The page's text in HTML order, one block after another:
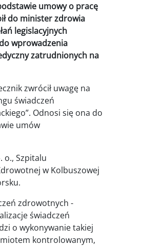
umowy o pracę
do minister zdrowia
legislacyjnych
wprowadzenia
zatrudnionych na
zwrócił uwagę na
świadczeń
Odnosi się ona do
umów
o., Szpitalu
w Kolbuszowej
zdrowotnych -
świadczeń
o wykonywanie takiej
kontrolowanym,